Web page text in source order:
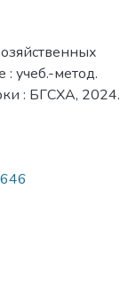
учеб.-метод.
: БГСХА, 2024.